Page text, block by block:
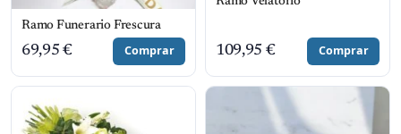
Ramo Funerario Frescura
69,95 € Comprar 109,95 € Comprar